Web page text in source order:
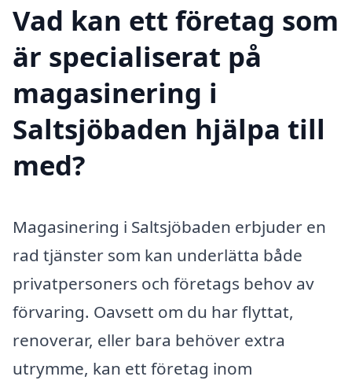
Vad kan ett företag som
är specialiserat på
magasinering i
Saltsjöbaden hjälpa till
med?
Magasinering i Saltsjöbaden erbjuder en
rad tjänster som kan underlätta både
privatpersoners och företags behov av
förvaring. Oavsett om du har flyttat,
renoverar, eller bara behöver extra
utrymme, kan ett företag inom